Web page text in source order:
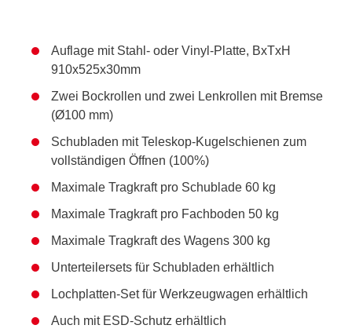
Auflage mit Stahl- oder Vinyl-Platte, BxTxH
910x525x30mm
Zwei Bockrollen und zwei Lenkrollen mit Bremse
(Ø100 mm)
Schubladen mit Teleskop-Kugelschienen zum
vollständigen Öffnen (100%)
Maximale Tragkraft pro Schublade 60 kg
Maximale Tragkraft pro Fachboden 50 kg
Maximale Tragkraft des Wagens 300 kg
Unterteilersets für Schubladen erhältlich
Lochplatten-Set für Werkzeugwagen erhältlich
Auch mit ESD-Schutz erhältlich